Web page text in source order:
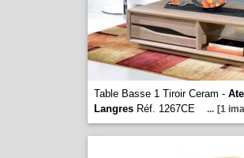
Table Basse 1 Tiroir Ceram -
LangresRéf. 1267CE ... [1